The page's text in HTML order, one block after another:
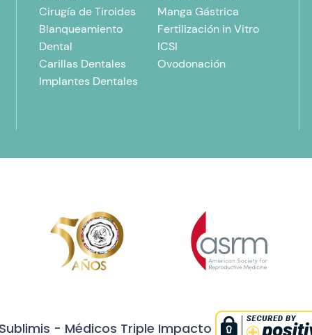
Cirugía de Tiroides
Blanqueamiento
Dental
Carillas Dentales
Implantes Dentales
Manga Gástrica
Fertilización in Vitro
ICSI
Ovodonación
- Médicos Triple Impacto